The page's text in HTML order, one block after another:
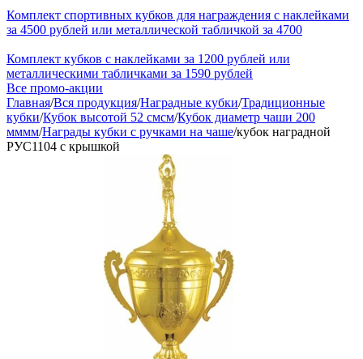
Комплект спортивных кубков для награждения с наклейками
за 4500 рублей или металлической табличкой за 4700
Комплект кубков с наклейками за 1200 рублей или
металлическими табличками за 1590 рублей
Все промо-акции
Главная/Вся продукция/Наградные кубки/Традиционные
кубки/Кубок высотой 52 смсм/Кубок диаметр чаши 200
мммм/Награды кубки с ручками на чаше/кубок наградной
РУС1104 с крышкой